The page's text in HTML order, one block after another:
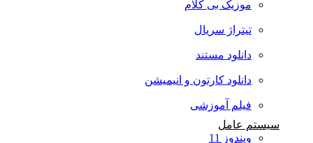
موزیک بی کلام
تیتراژ سریال
دانلود مستند
دانلود کارتون و انیمیشن
فیلم آموزشی
سیستم عامل
ویندوز 11